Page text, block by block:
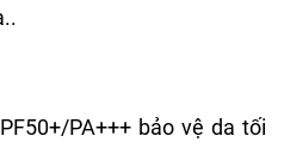
PA+++ bảo vệ da tối